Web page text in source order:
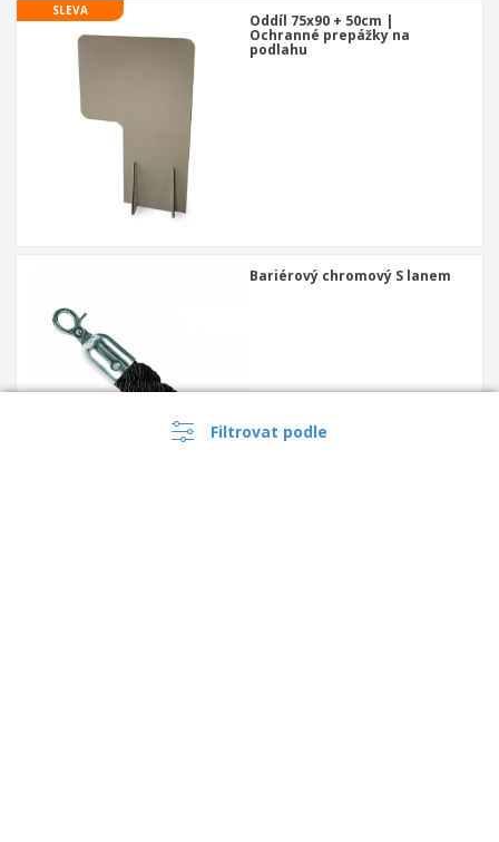
Filtrovat podle
SLEVA
Oddíl 75x90 + 50cm |
Ochranné prepážky na
podlahu
Bariérový chromový S lanem